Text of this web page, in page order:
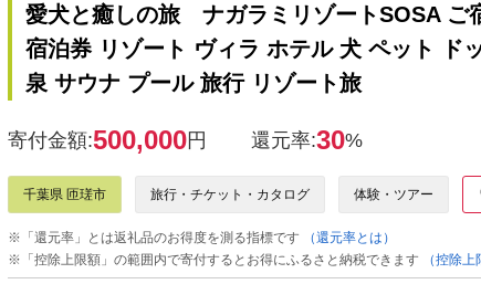
愛犬と癒しの旅 ナガラミリゾートSOSA ご
宿泊券 リゾート ヴィラ ホテル 犬 ペット ド
泉 サウナ プール 旅行 リゾート旅
寄付金額:500,000円 還元率:30%
千葉県 匝瑳市 旅行・チケット・カタログ 体験・ツアー
※「還元率」とは返礼品のお得度を測る指標です
（還元率とは）
※「控除上限額」の範囲内で寄付するとお得にふるさと納税できます
（控除上